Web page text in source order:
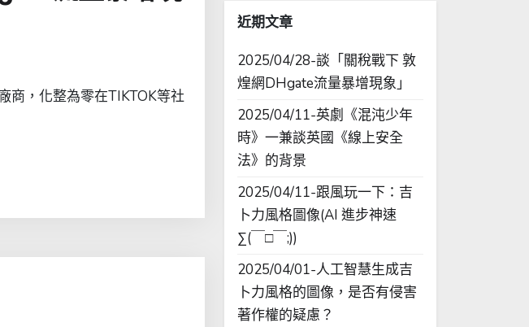
商，化整為零在TIKTOK等社
近期文章
2025/04/28-談「關稅戰下 敦
煌網DHgate流量暴增現象」
2025/04/11-英劇《混沌少年
時》一兼談英國《線上安全
法》的背景
2025/04/11-跟風玩一下：吉
卜力風格圖像(AI 進步神速
∑(￣□￣;))
2025/04/01-人工智慧生成吉
卜力風格的圖像，是否有侵害
著作權的疑慮？